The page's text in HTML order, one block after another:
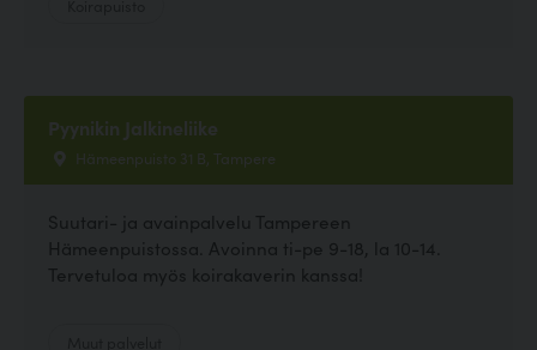
Pyynikin Jalkineliike
Hämeenpuisto 31 B, Tampere
Suutari- ja avainpalvelu Tampereen
Hämeenpuistossa. Avoinna ti-pe 9-18, la 10-14.
Tervetuloa myös koirakaverin kanssa!